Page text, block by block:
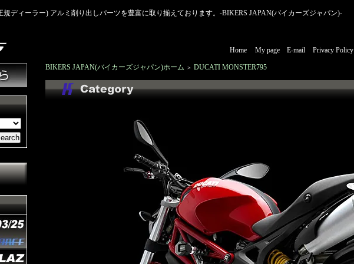
規ディーラー) アルミ削り出しパーツを豊富に取り揃えております。-BIKERS JAPAN(バイカーズジャパン)-
Home My page E-mail Privacy Policy
BIKERS JAPAN(バイカーズジャパン)ホーム ＞ DUCATI MONSTER795